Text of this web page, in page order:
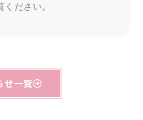
ください。
せ一覧